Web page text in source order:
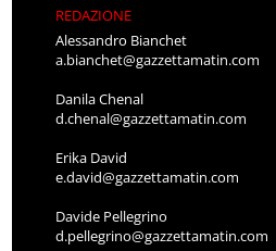
REDAZIONE
Alessandro Bianchet
a.bianchet@gazzettamatin.com
Danila Chenal
d.chenal@gazzettamatin.com
Erika David
e.david@gazzettamatin.com
Davide Pellegrino
d.pellegrino@gazzettamatin.com